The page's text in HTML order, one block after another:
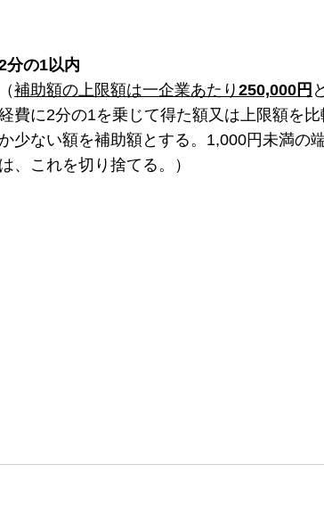
分の1以内
（補助額の上限額は一企業あたり 250,000円
費に2分の1を乗じて得た額又は上限額を
少ない額を補助額とする。1,000円未満の
は、これを切り捨てる。）